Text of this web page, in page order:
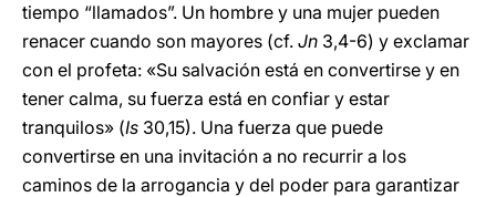
tiempo “llamados”. Un hombre y una mujer pueden
renacer cuando son mayores (cf. Jn 3,4-6) y exclamar
con el profeta: «Su salvación está en convertirse y en
tener calma, su fuerza está en confiar y estar
tranquilos» (Is 30,15). Una fuerza que puede
convertirse en una invitación a no recurrir a los
caminos de la arrogancia y del poder para garantizar